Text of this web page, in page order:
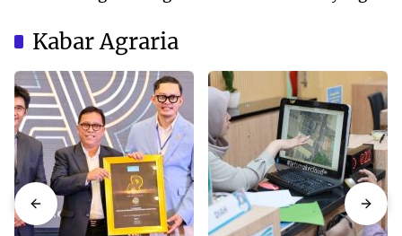
Berbasis Syariah
Kabar Agraria